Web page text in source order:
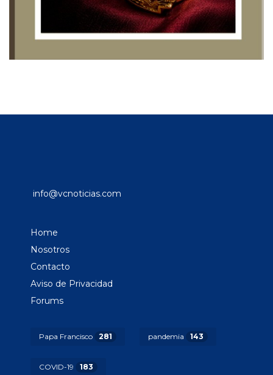
info@vcnoticias.com
Home
Nosotros
Contacto
Aviso de Privacidad
Forums
Papa Francisco 281 pandemia 143
COVID-19 183